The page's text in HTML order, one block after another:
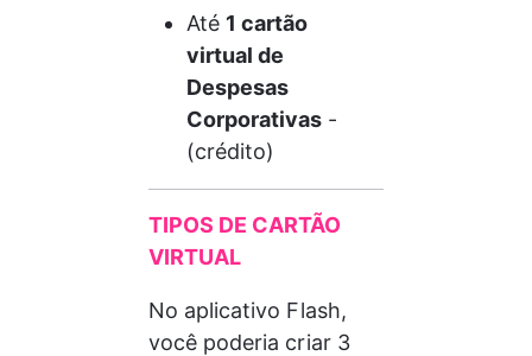
Até 1 cartão
virtual de
Despesas
Corporativas -
(crédito)
TIPOS DE CARTÃO
VIRTUAL
No aplicativo Flash,
você poderia criar 3